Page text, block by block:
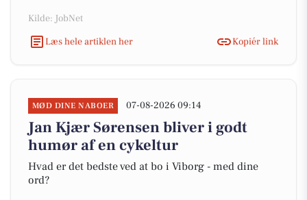
Kilde: JobNet
Læs hele artiklen her
Kopiér link
MØD DINE NABOER 07-08-2026 09:14
Jan Kjær Sørensen bliver i godt
humør af en cykeltur
Hvad er det bedste ved at bo i Viborg - med dine
ord?